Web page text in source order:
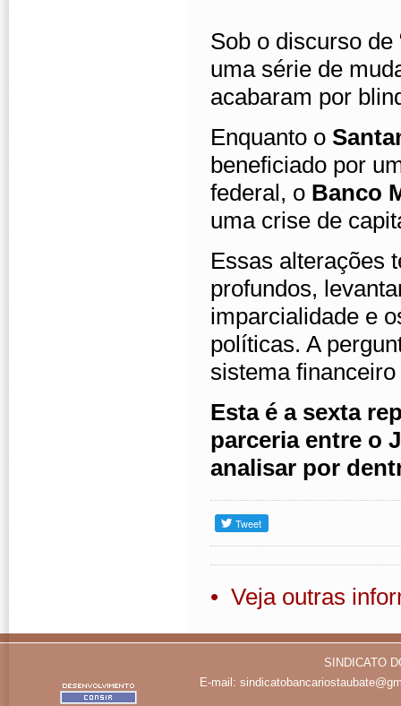
Sob o discurso de
uma série de
acabaram por
Enquanto o
beneficiado por
federal, o Banco
uma crise de
Essas alterações
profundos,
imparcialidade e
políticas. A
sistema
Esta é a sexta
parceria entre o
analisar por
• Veja outras
SINDICATO
E-mail: